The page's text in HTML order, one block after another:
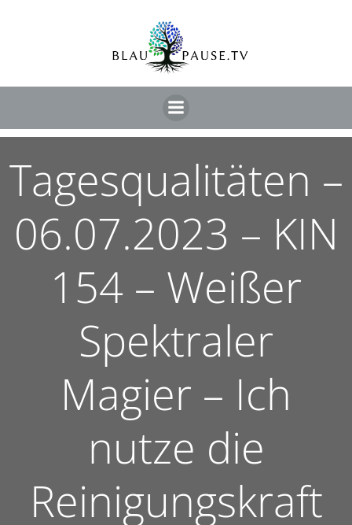
Tagesqualitäten –
06.07.2023 – KIN
154 – Weißer
Spektraler
Magier – Ich
nutze die
Reinigungskraft